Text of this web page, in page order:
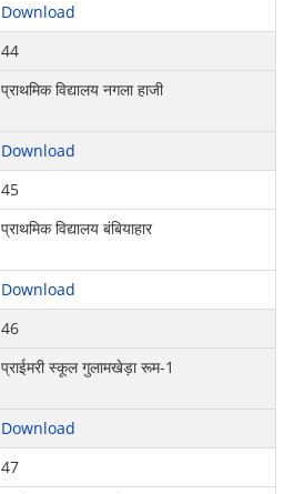
Download
44
प्राथमिक विद्यालय नगला हाजी
Download
45
प्राथमिक विद्यालय बंबियाहार
Download
46
प्राईमरी स्कूल गुलामखेड़ा रूम-1
Download
47